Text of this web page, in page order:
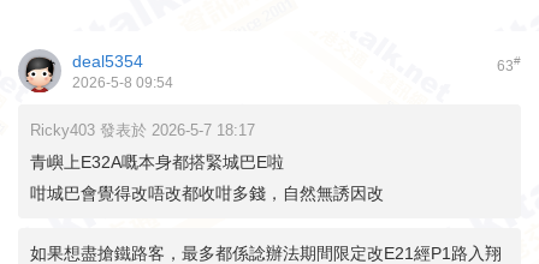
63#
deal5354
2026-5-8 09:54
Ricky403 發表於 2026-5-7 18:17
青嶼上E32A嘅本身都搭緊城巴E啦
咁城巴會覺得改唔改都收咁多錢，自然無誘因改
如果想盡搶鐵路客，最多都係諗辦法期間限定改E21經P1路入翔